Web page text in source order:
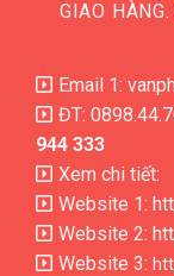
GIAO
Email 1:
ĐT:
944 333
Xem chi tiết:
Website 1:
Website 2:
Website 3: